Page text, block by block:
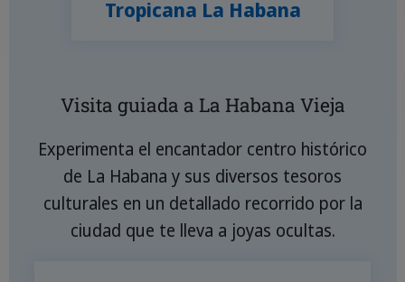
Tropicana La Habana
Visita guiada a La Habana Vieja
Experimenta el encantador centro histórico
de La Habana y sus diversos tesoros
culturales en un detallado recorrido por la
ciudad que te lleva a joyas ocultas.